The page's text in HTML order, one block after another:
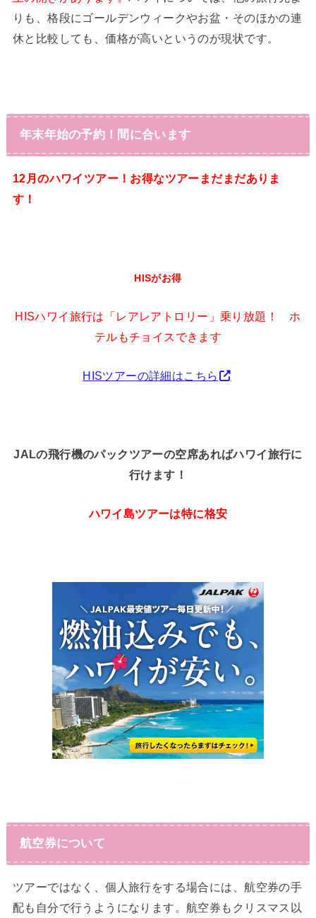
りも、格段にゴールデンウィークやお盆・そのほかの連
休と比較しても、価格が高いというのが現状です。
年末年始の予約！間に合います
12月のハワイツアー！お得なツアーまだまだありま
す！
HISがお得
HISハワイ旅行は「レアレアトロリー」乗り放題！ ホ
テルもチョイスできます
HISツアーの詳細はこちら
JALの飛行機のパックツアーの空席あればハワイ旅行に
行けます！
ハワイ島ツアーは特に格安
航空券について
ツアーではなく、個人旅行をする場合には、航空券の手
配も自分で行うようになります。航空券もクリスマス以